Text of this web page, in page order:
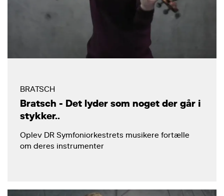
BRATSCH
Bratsch - Det lyder som noget der går i
stykker..
Oplev DR Symfoniorkestrets musikere fortælle
om deres instrumenter